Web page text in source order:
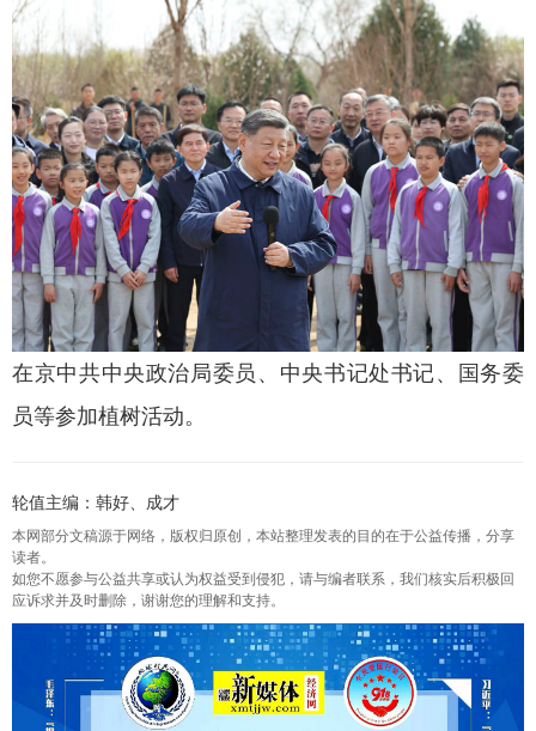
在京中共中央政治局委员、中央书记处书记、国务委
员等参加植树活动。
轮值主编：韩好、成才
本网部分文稿源于网络，版权归原创，本站整理发表的目的在于公益传播，分享
读者。
如您不愿参与公益共享或认为权益受到侵犯，请与编者联系，我们核实后积极回
应诉求并及时删除，谢谢您的理解和支持。